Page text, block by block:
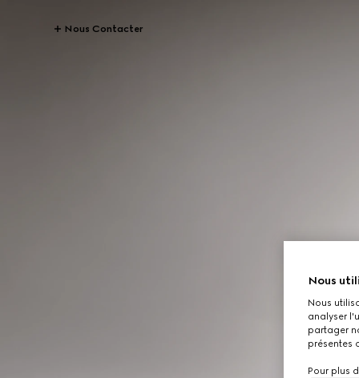
Nous Contacter
Nous
Nous
analyser
partager
présentes
Pour plus